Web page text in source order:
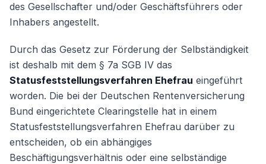
Geschäftsführer (Angestellt /
Gesellschafter)
Selbstständig / Unternehmer
Angestellter
des Gesellschafter und/oder Geschäftsführers oder
Inhabers angestellt.
Durch das Gesetz zur Förderung der Selbständigkeit
ist deshalb mit dem § 7a SGB IV das
Statusfeststellungsverfahren Ehefrau eingeführt
worden. Die bei der Deutschen Rentenversicherung
Bund eingerichtete Clearingstelle hat in einem
Statusfeststellungsverfahren Ehefrau darüber zu
entscheiden, ob ein abhängiges
Beschäftigungsverhältnis oder eine selbständige